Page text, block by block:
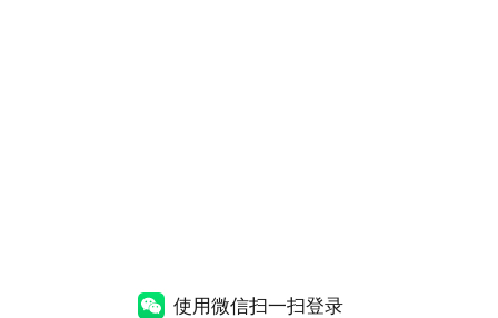
使用微信扫一扫登录